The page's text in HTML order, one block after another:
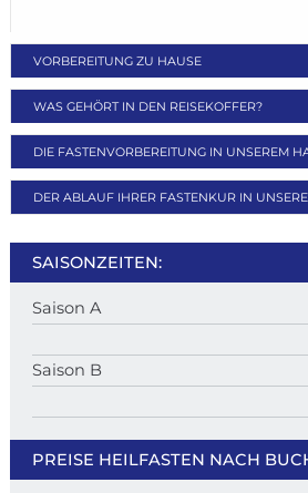
VORBEREITUNG ZU HAUSE
WAS GEHÖRT IN DEN REISEKOFFER?
DIE FASTENVORBEREITUNG IN UNSEREM
DER ABLAUF IHRER FASTENKUR IN
SAISONZEITEN:
Saison A
Saison B
PREISE HEILFASTEN NACH